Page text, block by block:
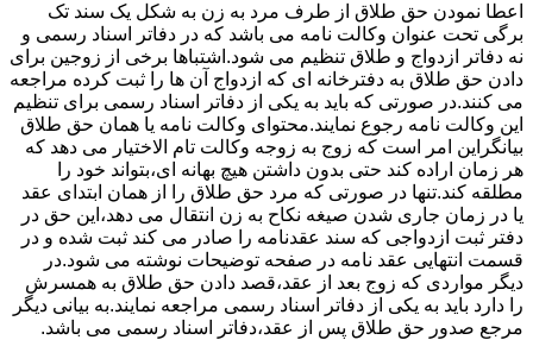
اعطا نمودن حق طلاق از طرف مرد به زن به شکل یک سند تک
برگی تحت عنوان وکالت نامه می باشد که در دفاتر اسناد رسمی و
نه دفاتر ازدواج و طلاق تنظیم می شود.اشتباها برخی از زوجین برای
دادن حق طلاق به دفترخانه ای که ازدواج آن ها را ثبت کرده مراجعه
می کنند.در صورتی که باید به یکی از دفاتر اسناد رسمی برای تنظیم
این وکالت نامه رجوع نمایند.محتوای وکالت نامه یا همان حق طلاق
بیانگراین امر است که زوج به زوجه وکالت تام الاختیار می دهد که
هر زمان اراده کند حتی بدون داشتن هیچ بهانه ای،بتواند خود را
مطلقه کند.تنها در صورتی که مرد حق طلاق را از همان ابتدای عقد
یا در زمان جاری شدن صیغه نکاح به زن انتقال می دهد،این حق در
دفتر ثبت ازدواجی که سند عقدنامه را صادر می کند ثبت شده و در
قسمت انتهایی عقد نامه در صفحه توضیحات نوشته می شود.در
دیگر مواردی که زوج بعد از عقد،قصد دادن حق طلاق به همسرش
را دارد باید به یکی از دفاتر اسناد رسمی مراجعه نمایند.به بیانی دیگر
مرجع صدور حق طلاق پس از عقد،دفاتر اسناد رسمی می باشد.